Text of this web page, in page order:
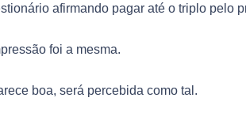
afirmando pagar até o triplo pelo
foi a mesma.
boa, será percebida como tal.